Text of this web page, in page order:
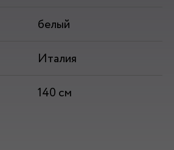
белый
Италия
140 см